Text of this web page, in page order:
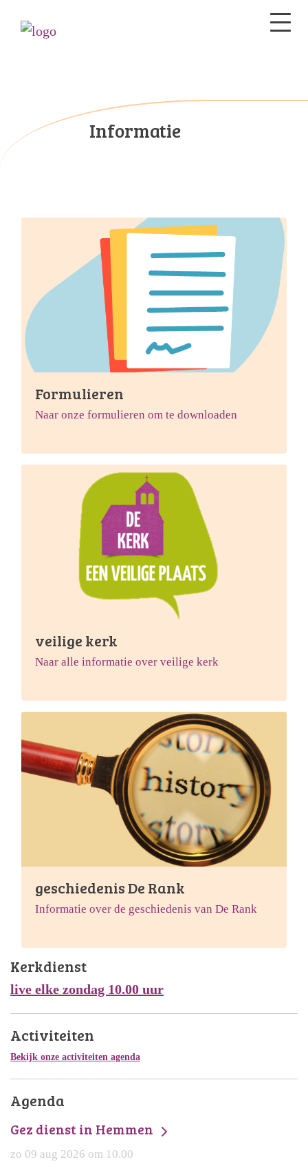
Informatie
Formulieren
Naar onze formulieren om te downloaden
veilige kerk
Naar alle informatie over veilige kerk
geschiedenis De Rank
Informatie over de geschiedenis van De Rank
Kerkdienst
live elke zondag 10.00 uur
Activiteiten
Bekijk onze activiteiten agenda
Agenda
Gez dienst in Hemmen
zo 09 aug 2026 om 10.00